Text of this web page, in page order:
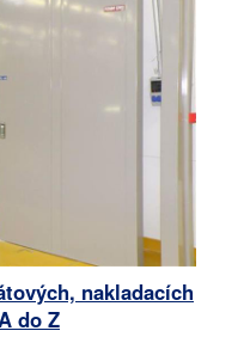
nakladacích
do Z